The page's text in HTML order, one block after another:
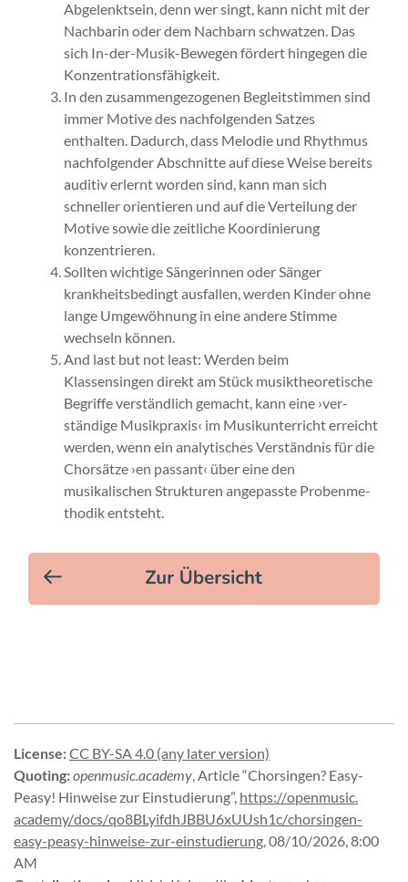
Abgelenktsein, denn wer singt, kann nicht mit der
Nachbarin oder dem Nachbarn schwatzen. Das
sich In-der-Musik-Bewegen fördert hingegen die
Konzentrationsfähigkeit.
In den zusammengezogenen Begleitstimmen sind
immer Motive des nachfolgenden Satzes
enthalten. Dadurch, dass Melodie und Rhythmus
nachfolgender Abschnitte auf diese Weise bereits
auditiv erlernt worden sind, kann man sich
schneller orientieren und auf die Verteilung der
Motive sowie die zeitliche Koor­dinierung
konzentrieren.
Sollten wichtige Sängerinnen oder Sänger
krankheitsbedingt ausfallen, werden Kinder ohne
lange Umgewöhnung in eine andere Stimme
wechseln können.
And last but not least: Werden beim
Klassensingen direkt am Stück musiktheoretische
Begriffe verständlich gemacht, kann eine ›ver­
ständige Musik­praxis‹ im Musik­unter­richt erreicht
werden, wenn ein analytisches Verständnis für die
Chor­sätze ›en pas­sant‹ über eine den
musikalischen Strukturen angepasste Proben­me­
thodik entsteht.
License:CC BY-SA 4.0 (any later version)
Quoting:openmusic.academy,Article “Chorsingen? Easy-
Peasy! Hinweise zur Einstudierung”, https://openmusic.
academy/docs/qo8BLyifdhJBBU6xUUsh1c/chorsingen-
easy-peasy-hinweise-zur-einstudierung,08/10/2026, 8:00
AM